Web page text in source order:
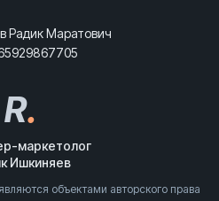
Радик Маратович
R.
маркетолог
Ишкиняев
объектами авторского права